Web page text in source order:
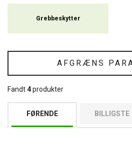
Grebbeskytter
AFGRÆNS
Fandt4produkter
FØRENDE BILLIGSTE